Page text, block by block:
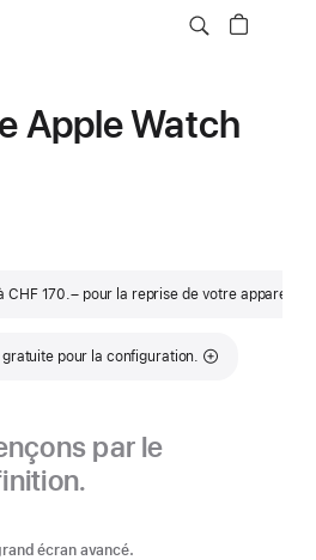
Apple Watch
CHF 170.– pour la reprise de votre appareil
gratuite pour la configuration.
par le
écran avancé.